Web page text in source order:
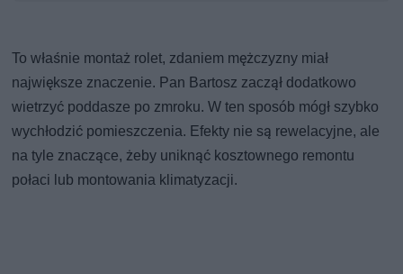
To właśnie montaż rolet, zdaniem mężczyzny miał
największe znaczenie. Pan Bartosz zaczął dodatkowo
wietrzyć poddasze po zmroku. W ten sposób mógł szybko
wychłodzić pomieszczenia. Efekty nie są rewelacyjne, ale
na tyle znaczące, żeby uniknąć kosztownego remontu
połaci lub montowania klimatyzacji.